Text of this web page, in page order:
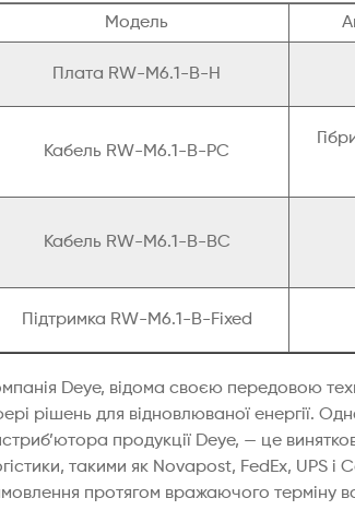
Модель
Плата RW-M6.1-B-H
Кабель RW-M6.1-B-PC
Кабель RW-M6.1-B-BC
Підтримка RW-M6.1-B-Fixed
Deye, відома своєю передовою
рішень для відновлюваної енергії.
продукції Deye, — це
такими як Novapost, FedEx, UPS
протягом вражаючого терміну